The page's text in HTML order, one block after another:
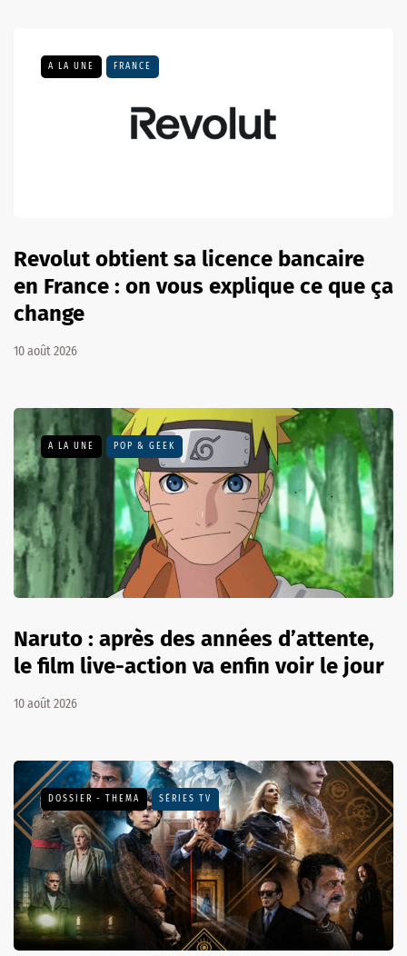
A LA UNE FRANCE
Revolut obtient sa licence bancaire
en France : on vous explique ce que ça
change
10 août 2026
A LA UNE POP & GEEK
Naruto : après des années d’attente,
le film live-action va enfin voir le jour
10 août 2026
DOSSIER - THEMA SÉRIES TV